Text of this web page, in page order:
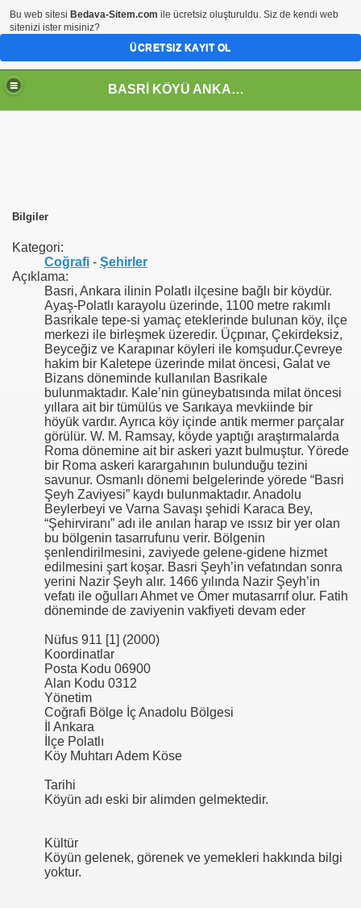
BASRİ KÖYÜ ANKARA POLATLI
Bilgiler
Kategori:
Coğrafi - Şehirler
Açıklama:
Basri, Ankara ilinin Polatlı ilçesine bağlı bir köydür.
Ayaş-Polatlı karayolu üzerinde, 1100 metre rakımlı
Basrikale tepe-si yamaç eteklerinde bulunan köy, ilçe
merkezi ile birleşmek üzeredir. Üçpınar, Çekirdeksiz,
Beyceğiz ve Karapınar köyleri ile komşudur.Çevreye
hakim bir Kaletepe üzerinde milat öncesi, Galat ve
Bizans döneminde kullanılan Basrikale
bulunmaktadır. Kale’nin güneybatısında milat öncesi
yıllara ait bir tümülüs ve Sarıkaya mevkiinde bir
höyük vardır. Ayrıca köy içinde antik mermer parçalar
görülür. W. M. Ramsay, köyde yaptığı araştırmalarda
Roma dönemine ait bir askeri yazıt bulmuştur. Yörede
bir Roma askeri karargahının bulunduğu tezini
savunur. Osmanlı dönemi belgelerinde yörede “Basri
Şeyh Zaviyesi” kaydı bulunmaktadır. Anadolu
Beylerbeyi ve Varna Savaşı şehidi Karaca Bey,
“Şehirviranı” adı ile anılan harap ve ıssız bir yer olan
bu bölgenin tasarrufunu verir. Bölgenin
şenlendirilmesini, zaviyede gelene-gidene hizmet
edilmesini şart koşar. Basri Şeyh’in vefatından sonra
yerini Nazir Şeyh alır. 1466 yılında Nazir Şeyh’in
vefatı ile oğulları Ahmet ve Ömer mutasarrıf olur. Fatih
döneminde de zaviyenin vakfiyeti devam eder
Nüfus 911 [1] (2000)
Koordinatlar
Posta Kodu 06900
Alan Kodu 0312
Yönetim
Coğrafi Bölge İç Anadolu Bölgesi
İl Ankara
İlçe Polatlı
Köy Muhtarı Adem Köse
Tarihi
Köyün adı eski bir alimden gelmektedir.
Kültür
Köyün gelenek, görenek ve yemekleri hakkında bilgi
yoktur.
Bu web sitesi Bedava-Sitem.com ile ücretsiz oluşturuldu. Siz de kendi web
sitenizi ister misiniz?
ÜCRETSIZ KAYIT OL